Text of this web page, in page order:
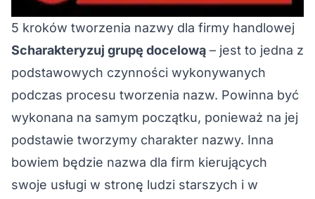
5 kroków tworzenia nazwy dla firmy handlowej
Scharakteryzuj grupę docelową – jest to jedna z
podstawowych czynności wykonywanych
podczas procesu tworzenia nazw. Powinna być
wykonana na samym początku, ponieważ na jej
podstawie tworzymy charakter nazwy. Inna
bowiem będzie nazwa dla firm kierujących
swoje usługi w stronę ludzi starszych i w